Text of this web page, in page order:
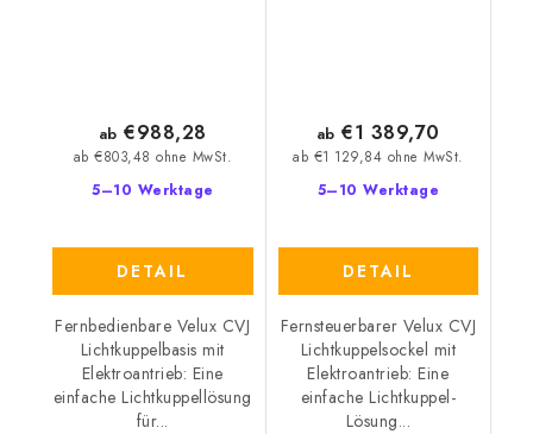
5–10 Werktage
ab €803,48 ohne MwSt.
ab €988,28
DETAIL
Fernbedienbare Velux CVJ
Lichtkuppelbasis mit
Elektroantrieb: Eine
einfache Lichtkuppellösung
für...
5–10 Werktage
ab €1 129,84 ohne MwSt.
ab €1 389,70
DETAIL
Fernsteuerbarer Velux CVJ
Lichtkuppelsockel mit
Elektroantrieb: Eine
einfache Lichtkuppel-
Lösung...